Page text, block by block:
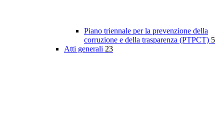
Piano triennale per la prevenzione della
corruzione e della trasparenza (PTPCT) 5
Atti generali 23